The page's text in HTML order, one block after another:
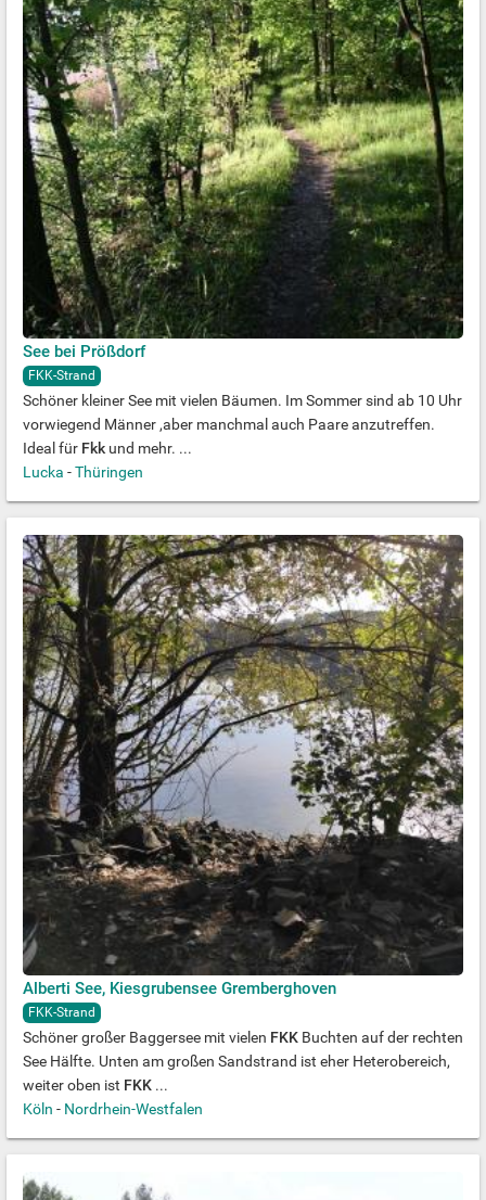
See bei Prößdorf
FKK-Strand
Schöner kleiner See mit vielen Bäumen. Im Sommer sind ab 10 Uhr
vorwiegend Männer ,aber manchmal auch Paare anzutreffen.
Ideal für Fkk und mehr. ...
Lucka -Thüringen
Alberti See, Kiesgrubensee Gremberghoven
FKK-Strand
Schöner großer Baggersee mit vielen FKK Buchten auf der rechten
See Hälfte. Unten am großen Sandstrand ist eher Heterobereich,
weiter oben ist FKK ...
Köln - Nordrhein-Westfalen